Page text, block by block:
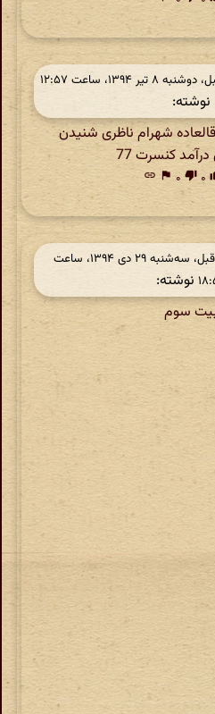
نوشته:
شهرام ناظری شنیدن
کنسرت 77
۰ thumb_down ۰ flag
link
در ‫۱۰ سال و ۶ ماه قبل، سه‌شنبه ۲۹ دی ۱۳۹۴، ساعت
نوشته:
سوم